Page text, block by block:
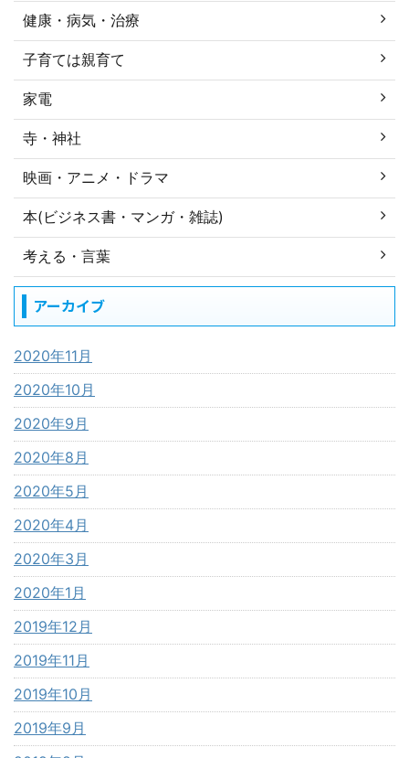
健康・病気・治療
子育ては親育て
家電
寺・神社
映画・アニメ・ドラマ
本(ビジネス書・マンガ・雑誌)
考える・言葉
アーカイブ
2020年11月
2020年10月
2020年9月
2020年8月
2020年5月
2020年4月
2020年3月
2020年1月
2019年12月
2019年11月
2019年10月
2019年9月